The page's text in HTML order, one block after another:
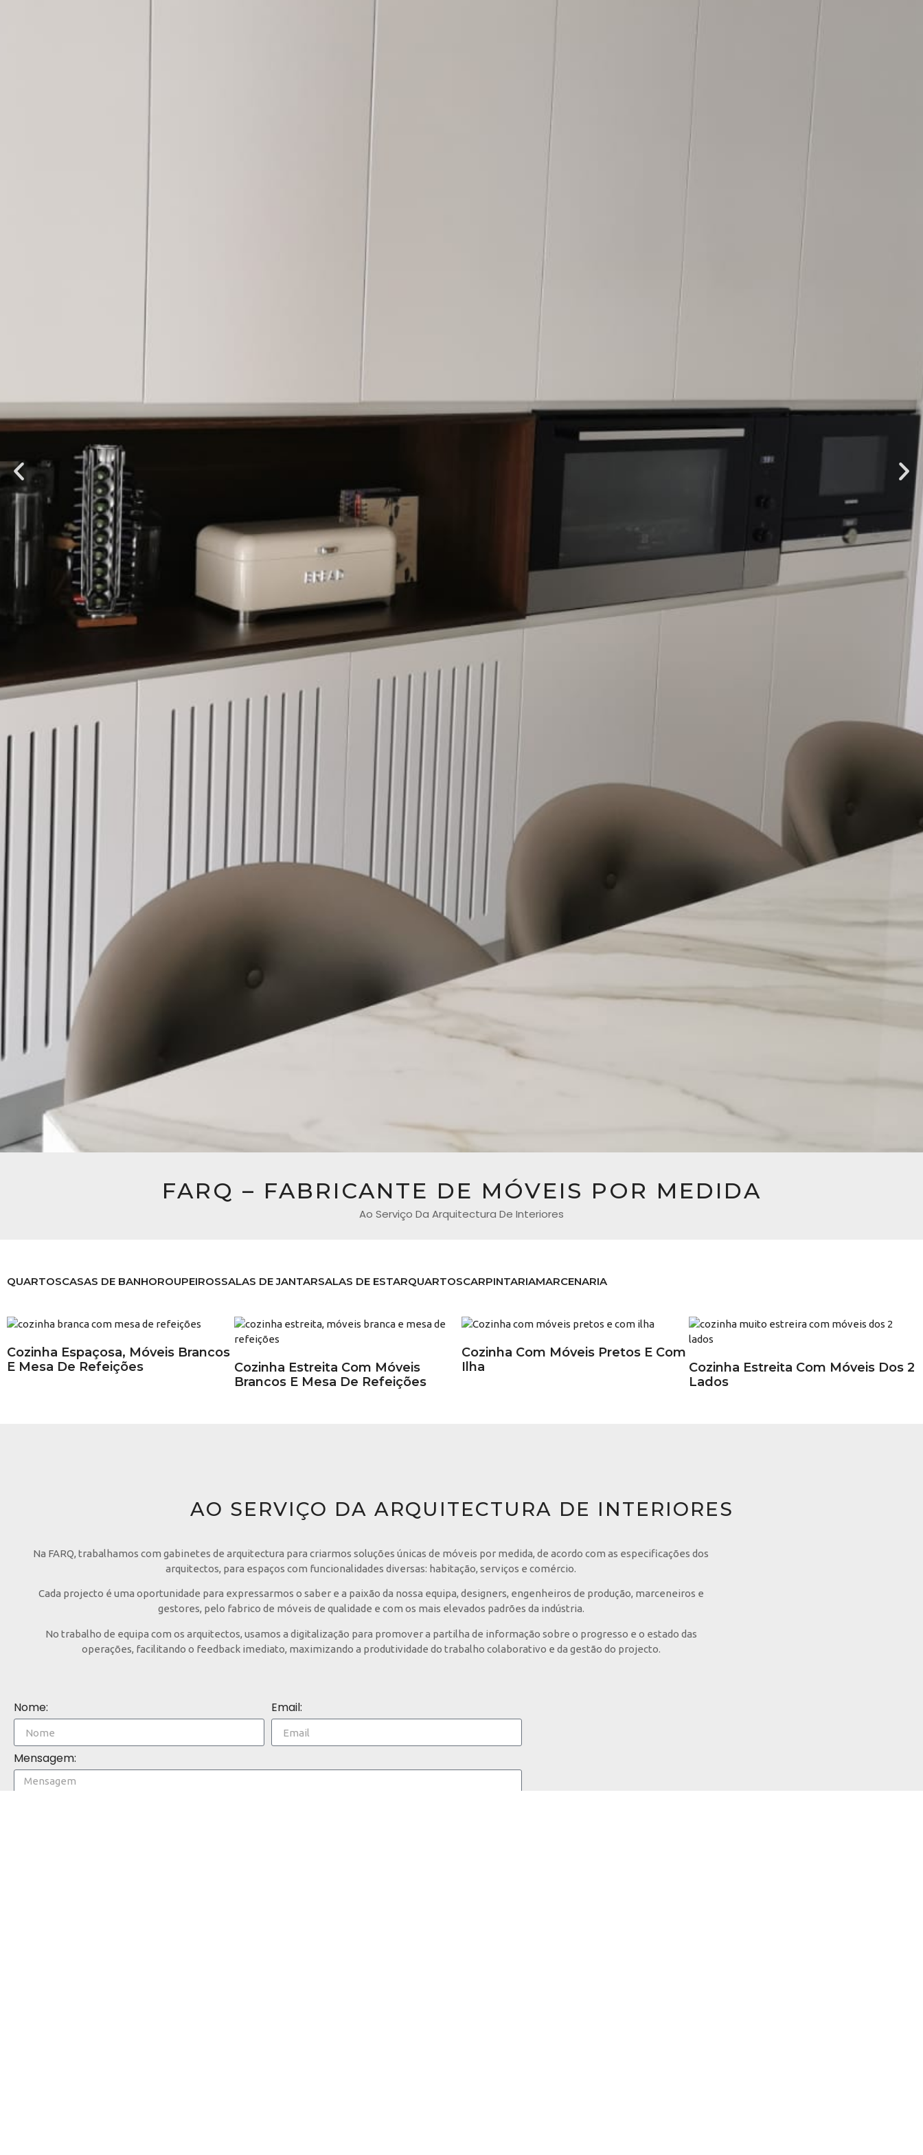
FARQ – FABRICANTE DE MÓVEIS POR MEDIDA
Ao Serviço Da Arquitectura De Interiores
QUARTOSCASAS DE BANHOROUPEIROSSALAS DE JANTARSALAS DE ESTARQUARTOSCARPINTARIAMARCENARIA
Cozinha Espaçosa, Móveis Brancos
E Mesa De Refeições
Cozinha Estreita Com Móveis
Brancos E Mesa De Refeições
Cozinha Com Móveis Pretos E Com
Ilha
Cozinha Estreita Com Móveis Dos 2
Lados
AO SERVIÇO DA ARQUITECTURA DE INTERIORES
Na FARQ, trabalhamos com gabinetes de arquitectura para criarmos soluções únicas de móveis por medida, de acordo com as especificações dos
arquitectos, para espaços com funcionalidades diversas: habitação, serviços e comércio.
Cada projecto é uma oportunidade para expressarmos o saber e a paixão da nossa equipa, designers, engenheiros de produção, marceneiros e
gestores, pelo fabrico de móveis de qualidade e com os mais elevados padrões da indústria.
No trabalho de equipa com os arquitectos, usamos a digitalização para promover a partilha de informação sobre o progresso e o estado das
operações, facilitando o feedback imediato, maximizando a produtividade do trabalho colaborativo e da gestão do projecto.
Nome: Email:
Mensagem: